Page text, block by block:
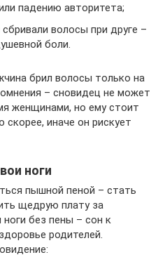
падению авторитета;
волосы при друге –
боли.
брил волосы только на
– сновидец не может
женщинами, но ему стоит
иначе он рискует
ноги
пышной пеной – стать
щедрую плату за
без пены – сон к
родителей.